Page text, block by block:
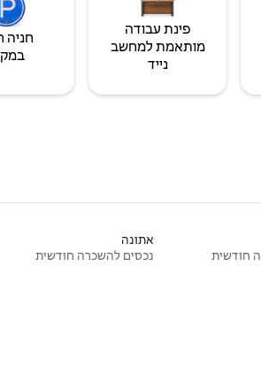
פינת עבודה
מותאמת למחשב
נייד
חניה
חודשית
אתונה
נכסים להשכרה חודשית